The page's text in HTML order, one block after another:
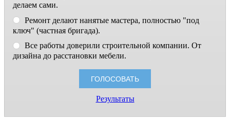
делаем сами.
Ремонт делают нанятые мастера, полностью "под
ключ" (частная бригада).
Все работы доверили строительной компании. От
дизайна до расстановки мебели.
Результаты